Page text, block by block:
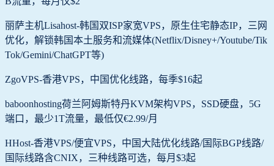
丽萨主机Lisahost-韩国双ISP家宽VPS，原生住宅静态IP，三网
优化，解锁韩国本土服务和流媒体(Netflix/Disney+/Youtube/Tik
Tok/Gemini/ChatGPT等)
ZgoVPS-香港VPS，中国优化线路，每季$16起
baboonhosting荷兰阿姆斯特丹KVM架构VPS，SSD硬盘，5G
端口，最少1T流量，最低仅€2.99/月
HHost-香港VPS/便宜VPS，中国大陆优化线路/国际BGP线路/
国际线路含CNIX，三种线路可选，每月$3起